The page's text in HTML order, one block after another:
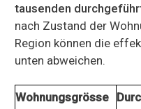
tausenden
nach Zustand der
Region können die
unten abweichen.
Wohnungsgrösse